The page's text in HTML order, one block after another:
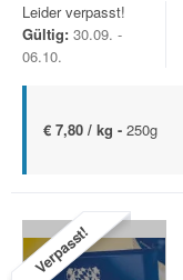
Leider verpasst!
Gültig: 30.09. -
06.10.
€ 7,80 / kg - 250g
Verpasst!